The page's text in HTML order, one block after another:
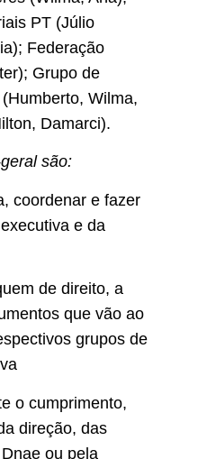
PT (Júlio
Federação
Grupo de
Wilma,
Damarci).
são:
coordenar e fazer
e da
de direito, a
que vão ao
grupos de
o cumprimento,
direção, das
ou pela